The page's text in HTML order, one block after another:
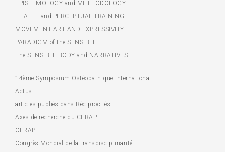
EPISTEMOLOGY and METHODOLOGY
HEALTH and PERCEPTUAL TRAINING
MOVEMENT ART AND EXPRESSIVITY
PARADIGM of the SENSIBLE
The SENSIBLE BODY and NARRATIVES
14ème Symposium Ostéopathique International
Actus
articles publiés dans Réciprocités
Axes de recherche du CERAP
CERAP
Congrès Mondial de la transdisciplinarité